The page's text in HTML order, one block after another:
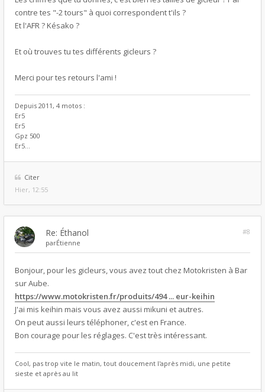
contre tes "-2 tours" à quoi correspondent t'ils ?
Et l'AFR ? Késako ?
Et où trouves tu tes différents gicleurs ?
Merci pour tes retours l'ami !
Depuis 2011, 4 motos :
Er5
Er5
Gpz 500
Er5...
Citer
Hier, 12:55
Re: Éthanol
#8
parÉtienne
Bonjour, pour les gicleurs, vous avez tout chez Motokristen à Bar
sur Aube.
https://www.motokristen.fr/produits/494 ... eur-keihin
J'ai mis keihin mais vous avez aussi mikuni et autres.
On peut aussi leurs téléphoner, c'est en France.
Bon courage pour les réglages. C'est très intéressant.
Cool, pas trop vite le matin, tout doucement l'après midi, une petite
sieste et après au lit